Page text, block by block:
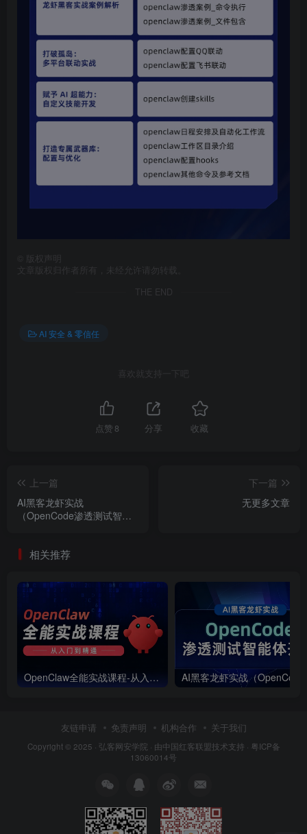
版权声明
文章版权归作者所有，未经允许请勿转载。
THE END
AI 安全 & 零信任
喜欢就支持一下吧
点赞 8 分享 收藏
上一篇
AI黑客龙虾实战
（OpenCode渗透测试智能
下一篇
无更多文章
相关推荐
OpenClaw全能实战课程-从入门到精通
友链申请 免责声明 机构合作 关于我们
Copyright © 2025 · 弘客网安学院 · 由中国红客联盟技术支持 · 粤ICP备
13060014号